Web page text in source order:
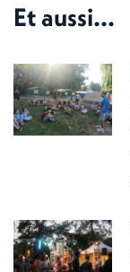
Et aussi...